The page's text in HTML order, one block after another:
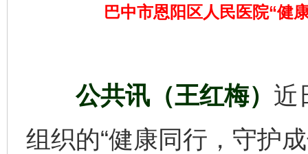
巴中市恩阳区人民医院“健
公共讯（王红梅） 近
组织的“健康同行，守护